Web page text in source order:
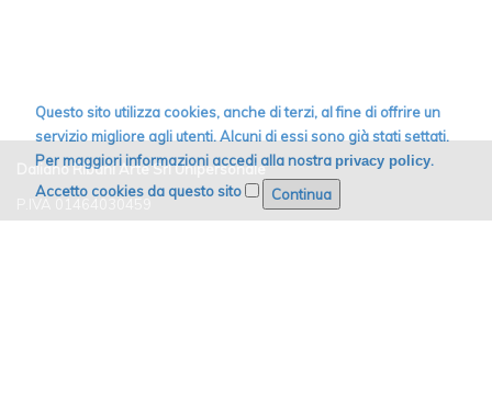
Daliano Ribani Arte Srl Unipersonale
Questo sito utilizza cookies, anche di terzi, al fine di offrire un
servizio migliore agli utenti. Alcuni di essi sono già stati settati.
Per maggiori informazioni accedi alla nostra privacy policy.
Accetto cookies da questo sito